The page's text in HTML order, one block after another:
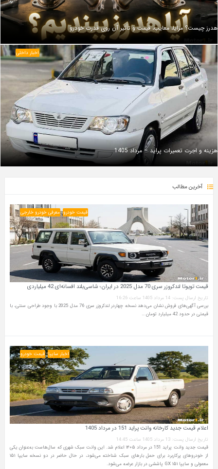
هدرز چیست؟ مزایا، معایب، قیمت و تأثیر آن روی قدرت خودرو
هزینه و اجرت تعمیرات پراید – مرداد 1405
اخبار داخلی
آخرین مطالب
قیمت خودرو معرفی خودرو خارجی
قیمت تویوتا لندکروزر سری 70 مدل 2025 در ایران؛ شاسی‌بلند افسانه‌ای 42 میلیاردی
تاریخ ارسال پست: 14 مرداد 1405 ساعت 16:26
بررسی آگهی‌های فروش نشان می‌دهد نسخه چهاردر لندکروزر سری 76 مدل 2025 با وجود طراحی سنتی، با
قیمتی در حدود 42 میلیارد تومان …
اخبار سایپا قیمت خودرو
اعلام قیمت جدید کارخانه وانت پراید 151 در مرداد 1405
تاریخ ارسال پست: 13 مرداد 1405 ساعت 14:45
قیمت جدید وانت پراید 151 در مرداد ۱۴۰۵ اعلام شد. این وانت سبک شهری که سال‌هاست به‌عنوان یکی
از خودروهای پرکاربرد برای حمل بارهای سبک شناخته می‌شود، در حال حاضر در دو نسخه سایپا ۱۵۱
معمولی و سایپا ۱۵۱ GX پاششی در بازار عرضه می‌شود.